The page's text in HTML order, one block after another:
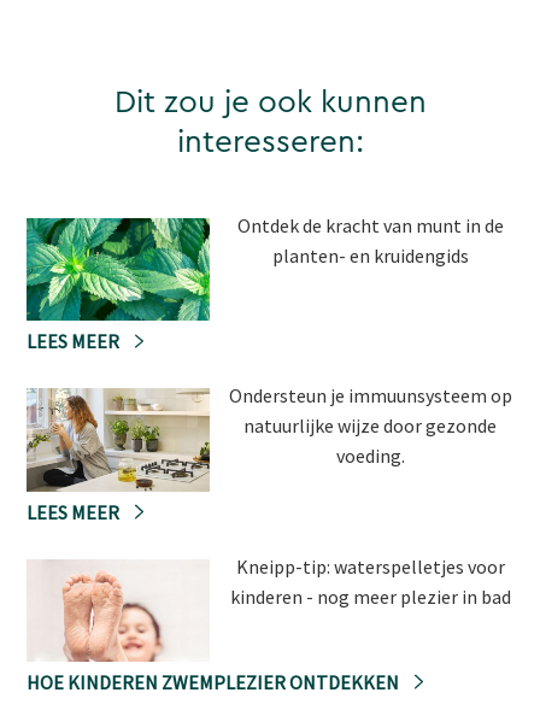
Dit zou je ook kunnen
interesseren:
Ontdek de kracht van munt in de
planten- en kruidengids
LEES MEER
Ondersteun je immuunsysteem op
natuurlijke wijze door gezonde
voeding.
LEES MEER
Kneipp-tip: waterspelletjes voor
kinderen - nog meer plezier in bad
HOE KINDEREN ZWEMPLEZIER ONTDEKKEN